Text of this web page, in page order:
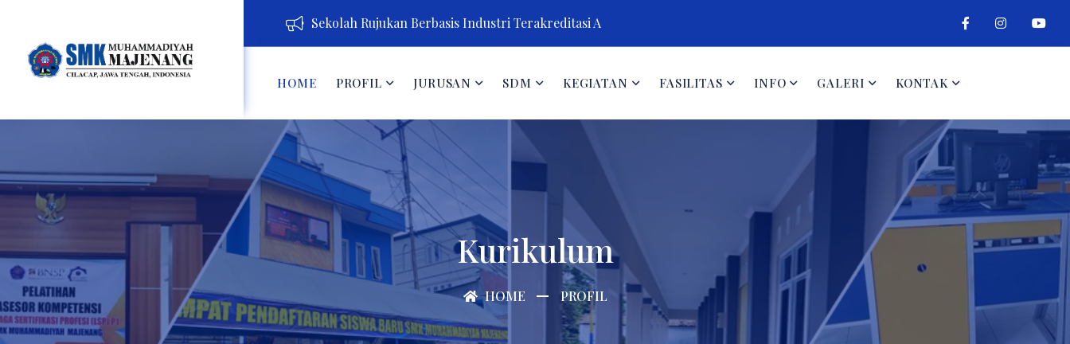
Sekolah Rujukan Berbasis Industri Terakreditasi A
HOME PROFIL JURUSAN SDM KEGIATAN FASILITAS INFO GALERI KONTAK
Kurikulum
HOME PROFIL